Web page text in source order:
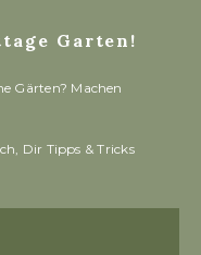
Garten!
Gärten? Machen
Dir Tipps & Tricks